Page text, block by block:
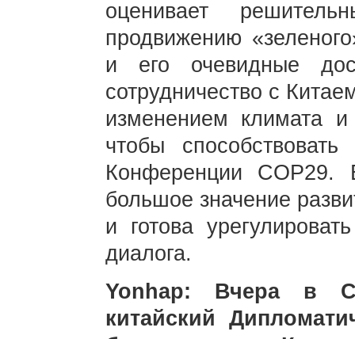
оценивает
продвижению
и его очевидные
сотрудничество с
изменением климата и
чтобы
Конференции COP29.
большое значение
и готова
диалога.
Yonhap: Вчера в
китайский